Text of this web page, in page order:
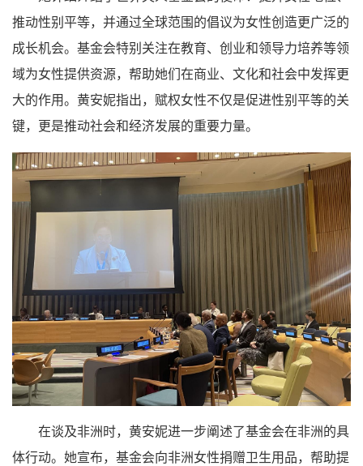
推动性别平等，并通过全球范围的倡议为女性创造更广泛的
成长机会。基金会特别关注在教育、创业和领导力培养等领
域为女性提供资源，帮助她们在商业、文化和社会中发挥更
大的作用。黄安妮指出，赋权女性不仅是促进性别平等的关
键，更是推动社会和经济发展的重要力量。
在谈及非洲时，黄安妮进一步阐述了基金会在非洲的具
体行动。她宣布，基金会向非洲女性捐赠卫生用品，帮助提